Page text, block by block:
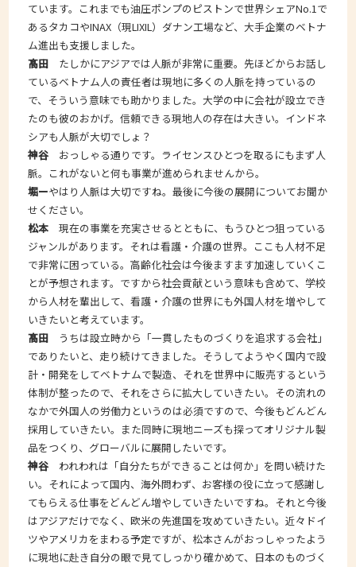
ています。これまでも油圧ポンプのピストンで世界シェアNo.1で
あるタカコやINAX（現LIXIL）ダナン工場など、大手企業のベトナ
ム進出も支援しました。
髙田 たしかにアジアでは人脈が非常に重要。先ほどからお話し
ているベトナム人の責任者は現地に多くの人脈を持っているの
で、そういう意味でも助かりました。大学の中に会社が設立でき
たのも彼のおかげ。信頼できる現地人の存在は大きい。インドネ
シアも人脈が大切でしょ？
神谷 おっしゃる通りです。ライセンスひとつを取るにもまず人
脈。これがないと何も事業が進められませんから。
堀ーやはり人脈は大切ですね。最後に今後の展開についてお聞か
せください。
松本 現在の事業を充実させるとともに、もうひとつ狙っている
ジャンルがあります。それは看護・介護の世界。ここも人材不足
で非常に困っている。高齢化社会は今後ますます加速していくこ
とが予想されます。ですから社会貢献という意味も含めて、学校
から人材を輩出して、看護・介護の世界にも外国人材を増やして
いきたいと考えています。
髙田 うちは設立時から「一貫したものづくりを追求する会社」
でありたいと、走り続けてきました。そうしてようやく国内で設
計・開発をしてベトナムで製造、それを世界中に販売するという
体制が整ったので、それをさらに拡大していきたい。その流れの
なかで外国人の労働力というのは必須ですので、今後もどんどん
採用していきたい。また同時に現地ニーズも探ってオリジナル製
品をつくり、グローバルに展開したいです。
神谷 われわれは「自分たちができることは何か」を問い続けた
い。それによって国内、海外問わず、お客様の役に立って感謝し
てもらえる仕事をどんどん増やしていきたいですね。それと今後
はアジアだけでなく、欧米の先進国を攻めていきたい。近々ドイ
ツやアメリカをまわる予定ですが、松本さんがおっしゃったよう
に現地に赴き自分の眼で見てしっかり確かめて、日本のものづく